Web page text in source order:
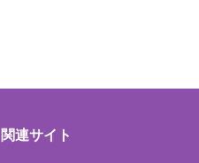
関連サイト